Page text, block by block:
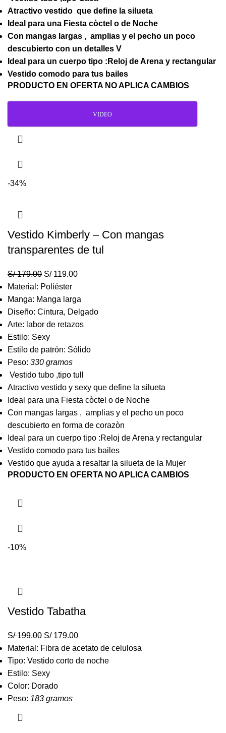
Atractivo vestido que define la silueta
Ideal para una Fiesta còctel o de Noche
Con mangas largas , amplias y el pecho un poco
descubierto con un detalles V
Ideal para un cuerpo tipo :Reloj de Arena y rectangular
Vestido comodo para tus bailes
PRODUCTO EN OFERTA NO APLICA CAMBIOS
VIDEO
-34%
Vestido Kimberly – Con mangas
transparentes de tul
S/179.00 S/119.00
Material: Poliéster
Manga: Manga larga
Diseño: Cintura, Delgado
Arte: labor de retazos
Estilo: Sexy
Estilo de patrón: Sólido
Peso: 330 gramos
Vestido tubo ,tipo tull
Atractivo vestido y sexy que define la silueta
Ideal para una Fiesta còctel o de Noche
Con mangas largas , amplias y el pecho un poco
descubierto en forma de corazòn
Ideal para un cuerpo tipo :Reloj de Arena y rectangular
Vestido comodo para tus bailes
Vestido que ayuda a resaltar la silueta de la Mujer
PRODUCTO EN OFERTA NO APLICA CAMBIOS
-10%
Vestido Tabatha
S/199.00 S/179.00
Material: Fibra de acetato de celulosa
Tipo: Vestido corto de noche
Estilo: Sexy
Color: Dorado
Peso: 183 gramos